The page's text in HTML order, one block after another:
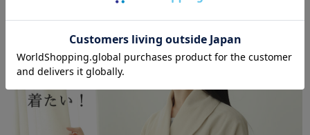
通気性×保温性